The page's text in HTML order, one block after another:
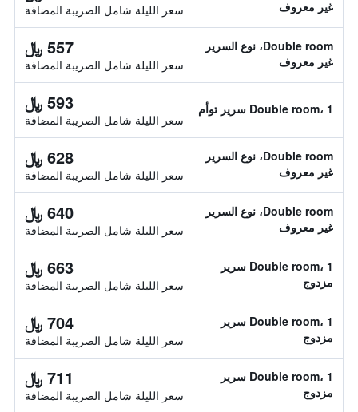
غير معروف سعر الليلة شامل الصريبة المضافة
Double room، نوع السرير
غير معروف
557 ﷼
سعر الليلة شامل الصريبة المضافة
Double room، 1 سرير توأم 593 ﷼
سعر الليلة شامل الصريبة المضافة
Double room، نوع السرير
غير معروف
628 ﷼
سعر الليلة شامل الصريبة المضافة
Double room، نوع السرير
غير معروف
640 ﷼
سعر الليلة شامل الصريبة المضافة
Double room، 1 سرير
مزدوج
663 ﷼
سعر الليلة شامل الصريبة المضافة
Double room، 1 سرير
مزدوج
704 ﷼
سعر الليلة شامل الصريبة المضافة
Double room، 1 سرير
مزدوج
711 ﷼
سعر الليلة شامل الصريبة المضافة